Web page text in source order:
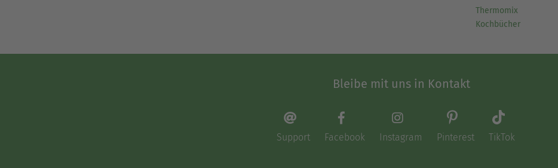
Thermomix
Kochbücher
Bleibe mit uns in Kontakt
Support Facebook Instagram Pinterest TikTok